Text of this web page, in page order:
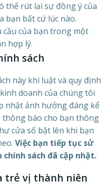
thể rút lại sự đồng ý của
bạn bất cứ lúc nào.
cầu của bạn trong một
hợp lý.
sách
này khi luật và quy định
doanh của chúng tôi
nhật ảnh hưởng đáng kể
thông báo cho bạn thông
cửa sổ bật lên khi bạn
Việc bạn tiếp tục sử
sách đã cập nhật.
trẻ vị thành niên